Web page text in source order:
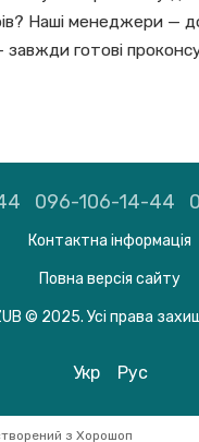
Наші менеджери —
завжди готові
096-106-14-44
Контактна інформація
Повна версія сайту
© 2025. Усі права
Укр Рус
з Хорошоп